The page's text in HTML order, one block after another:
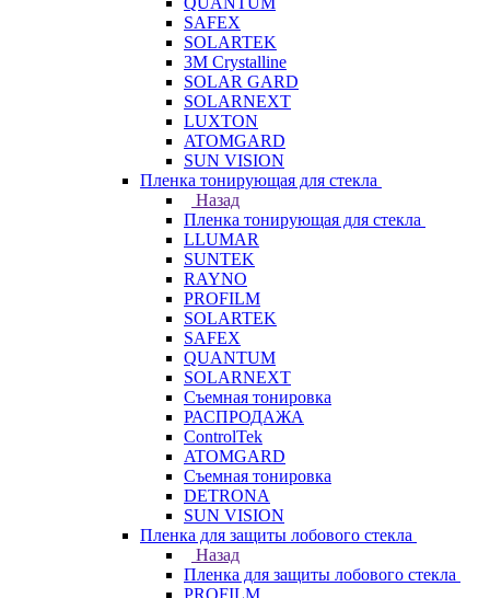
SAFEX
SOLARTEK
3M Crystalline
SOLAR GARD
SOLARNEXT
LUXTON
ATOMGARD
SUN VISION
Пленка тонирующая для стекла
Назад
Пленка тонирующая для стекла
LLUMAR
SUNTEK
RAYNO
PROFILM
SOLARTEK
SAFEX
QUANTUM
SOLARNEXT
Съемная тонировка
РАСПРОДАЖА
ControlTek
ATOMGARD
Съемная тонировка
DETRONA
SUN VISION
Пленка для защиты лобового стекла
Назад
Пленка для защиты лобового стекла
PROFILM